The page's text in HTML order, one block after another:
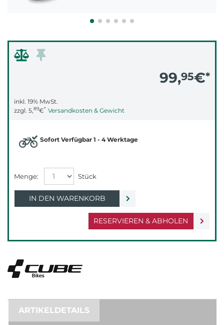
99,95€*
inkl. 19% MwSt.
zzgl. 5,89€* Versandkosten & Gewicht
RESERVIEREN & ABHOLEN
Sofort Verfügbar 1 - 4 Werktage
IN DEN WARENKORB
ARTIKELDETAILS